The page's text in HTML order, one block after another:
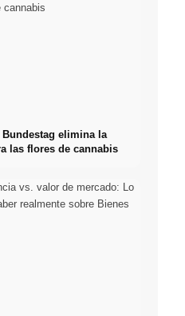
elimina la
las flores de cannabis